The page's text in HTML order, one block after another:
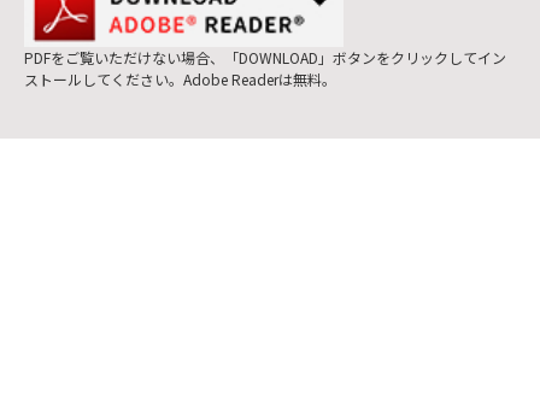
PDFをご覧いただけない場合、「DOWNLOAD」ボタンをクリックしてイン
ストールしてください。Adobe Readerは無料。